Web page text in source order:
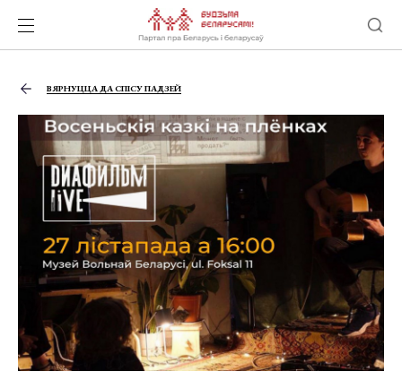
ВЯРНУЦЦА ДА СПІСУ ПАДЗЕЙ